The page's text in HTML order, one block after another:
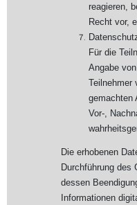
reagieren,
Recht vor,
Für die
Angabe
Teilnehmer
gemachten
Vor-,
Die erhobenen
Durchführung des
dessen
Informationen